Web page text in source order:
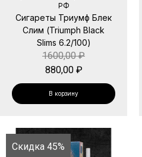
РФ
Сигареты Триумф Блек
Слим (Triumph Black
Slims 6.2/100)
1600,00₽
880,00 ₽
В корзину
Скидка 45%